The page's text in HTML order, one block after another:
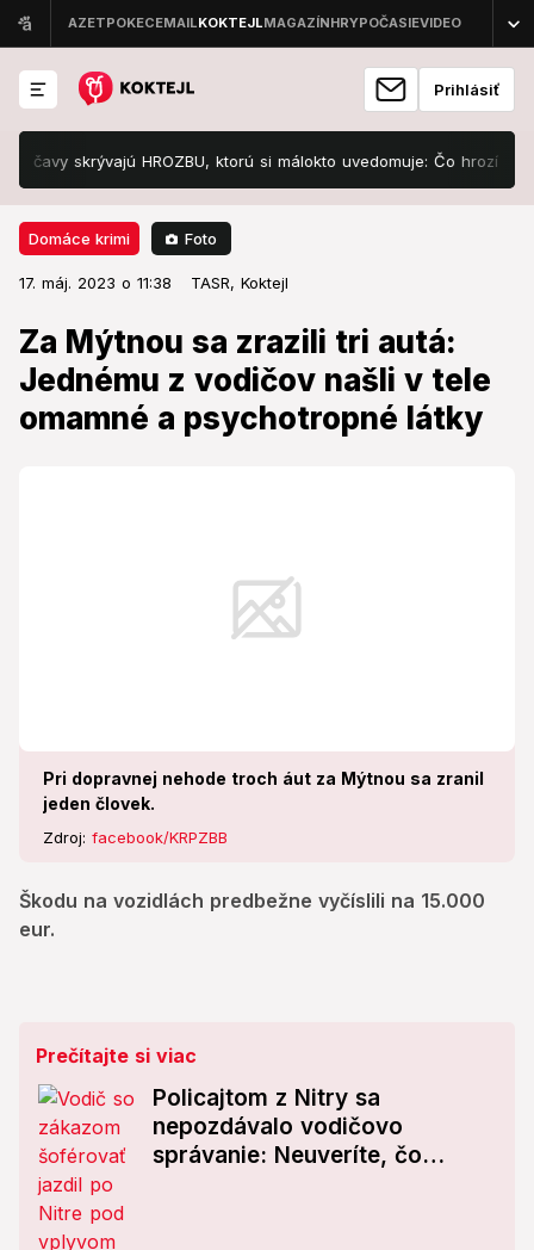
Prihlásiť
skrývajú HROZBU, ktorú si málokto uvedomuje: Čo hrozí Európe?
Domáce krimi Foto
17. máj. 2023 o 11:38 TASR, Koktejl
Za Mýtnou sa zrazili tri autá:
Jednému z vodičov našli v tele
omamné a psychotropné látky
Pri dopravnej nehode troch áut za Mýtnou sa zranil
jeden človek.
Zdroj: facebook/KRPZBB
Škodu na vozidlách predbežne vyčíslili na 15.000
eur.
Domáce krimi 17. máj. 2023 o 11:38
Za Mýtnou sa zrazili tri autá:
Jednému z vodičov našli v tele
omamné a psychotropné látky
Škodu na vozidlách predbežne vyčíslili na 15.000 eur.
Prečítajte si viac
Policajtom z Nitry sa
nepozdávalo vodičovo
správanie: Neuveríte, čo